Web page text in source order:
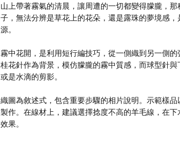
山上帶著霧氣的清晨，讓周遭的一切都變得朦朧，
子，無法分辨是草花上的花朵，還是露珠的夢境感
源。
霧中花開，是利用短行編技巧，從一側織到另一側
桂花針作為背景，模仿朦朧的霧中質感，而球型針與
或是水滴的剪影。
織圖為敘述式，包含重要步驟的相片說明。示範樣
製作。在線材上，建議選擇捻度不高的羊毛線，在
效果。